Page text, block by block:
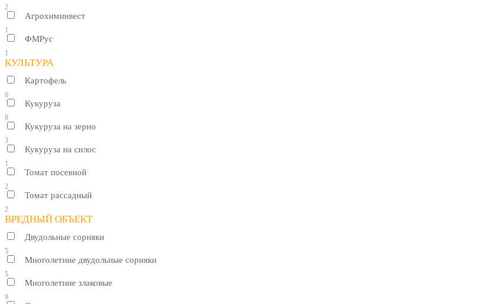
2
Агрохиминвест
1
ФМРус
1
КУЛЬТУРА
Картофель
6
Кукуруза
8
Кукуруза на зерно
3
Кукуруза на силос
1
Томат посевной
2
Томат рассадный
2
ВРЕДНЫЙ ОБЪЕКТ
Двудольные сорняки
5
Многолетние двудольные сорняки
5
Многолетние злаковые
9